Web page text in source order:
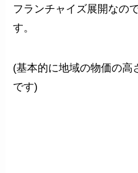
フランチャイズ展開なの
す。
(基本的に地域の物価の高
です)